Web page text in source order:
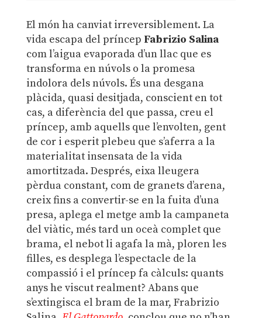
El món ha canviat irreversiblement. La
vida escapa del príncep Fabrizio Salina
com l’aigua evaporada d’un llac que es
transforma en núvols o la promesa
indolora dels núvols. És una desgana
plàcida, quasi desitjada, conscient en tot
cas, a diferència del que passa, creu el
príncep, amb aquells que l’envolten, gent
de cor i esperit plebeu que s’aferra a la
materialitat insensata de la vida
amortitzada. Després, eixa lleugera
pèrdua constant, com de granets d’arena,
creix fins a convertir-se en la fuita d’una
presa, aplega el metge amb la campaneta
del viàtic, més tard un oceà complet que
brama, el nebot li agafa la mà, ploren les
filles, es desplega l’espectacle de la
compassió i el príncep fa càlculs: quants
anys he viscut realment? Abans que
s’extingisca el bram de la mar, Frabrizio